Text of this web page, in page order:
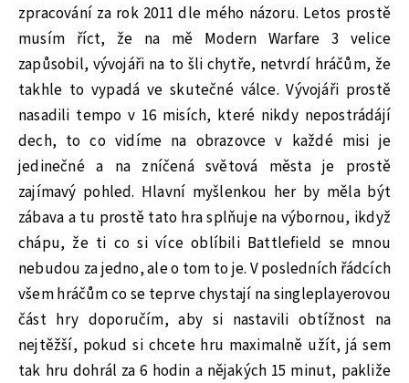
zpracování za rok 2011 dle mého názoru. Letos prostě
musím říct, že na mě Modern Warfare 3 velice
zapůsobil, vývojáři na to šli chytře, netvrdí hráčům, že
takhle to vypadá ve skutečné válce. Vývojáři prostě
nasadili tempo v 16 misích, které nikdy nepostrádájí
dech, to co vidíme na obrazovce v každé misi je
jedinečné a na zníčená světová města je prostě
zajímavý pohled. Hlavní myšlenkou her by měla být
zábava a tu prostě tato hra splňuje na výbornou, ikdyž
chápu, že ti co si více oblíbili Battlefield se mnou
nebudou za jedno, ale o tom to je. V posledních řádcích
všem hráčům co se teprve chystají na singleplayerovou
část hry doporučím, aby si nastavili obtížnost na
nejtěžší, pokud si chcete hru maximalně užít, já sem
tak hru dohrál za 6 hodin a nějakých 15 minut, pakliže